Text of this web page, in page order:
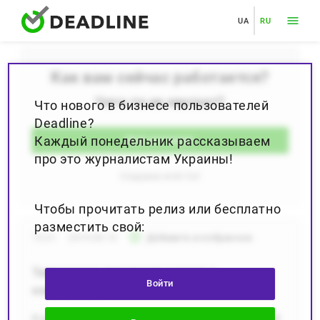
UA RU
Что нового в бизнесе пользователей
Deadline?
Каждый понедельник рассказываем
про это журналистам Украины!
Чтобы прочитать релиз или бесплатно
разместить свой:
Войти
Как вам сейчас работается?
Чего-то не хватает?
Моё желание
10:21 star_border
Телеконтакт принимает участие в